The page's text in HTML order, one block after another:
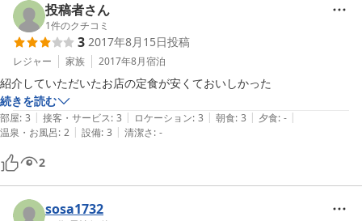
投稿者さん
1件のクチコミ
3 2017年8月15日投稿
レジャー 家族 2017年8月宿泊
紹介していただいたお店の定食が安くておいしかった
続きを読む
部屋: 3 | 接客・サービス: 3 | ロケーション: 3 | 朝食: 3 | 夕食: - |
温泉・お風呂: 2 | 設備: 3 | 清潔さ: -
2
sosa1732